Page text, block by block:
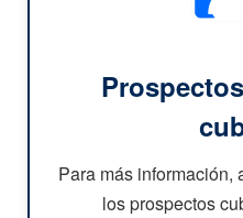
Para más información,
los prospectos